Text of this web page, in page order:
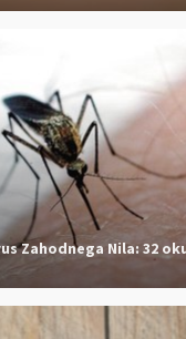
Zahodnega Nila: 32